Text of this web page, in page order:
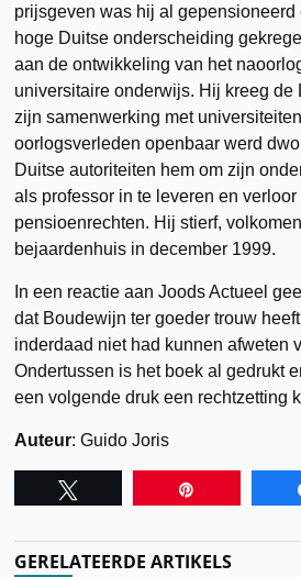
prijsgeven was hij al gepensioneerd
hoge Duitse onderscheiding
aan de ontwikkeling van het
universitaire onderwijs. Hij kreeg
zijn samenwerking met
oorlogsverleden openbaar werd
Duitse autoriteiten hem om zijn
als professor in te leveren en
pensioenrechten. Hij stierf,
bejaardenhuis in december 1999.
In een reactie aan Joods Actueel
dat Boudewijn ter goeder trouw
inderdaad niet had kunnen afweten
Ondertussen is het boek al gedrukt
een volgende druk een rechtzetting
Auteur: Guido Joris
GERELATEERDE ARTIKELS